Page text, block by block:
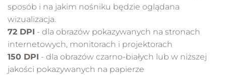
sposób i na jakim nośniku będzie oglądana
wizualizacja.
72 DPI - dla obrazów pokazywanych na stronach
internetowych, monitorach i projektorach
150 DPI - dla obrazów czarno-białych lub w niższej
jakości pokazywanych na papierze